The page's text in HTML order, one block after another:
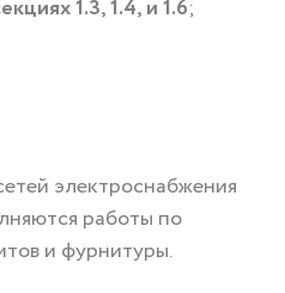
1.3, 1.4, и 1.6;
электроснабжения
работы по
и фурнитуры.